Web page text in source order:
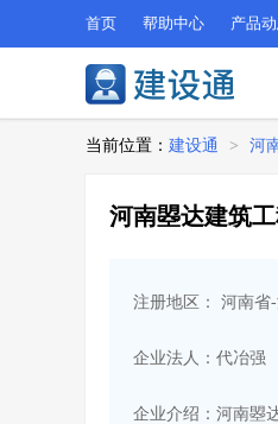
首页 帮助中心 产品
分项查询（VIP）
查资质 >
查荣誉>
招标信息>
查荣誉>
招标信息>
当前位置： 建设通 > 河
河南曌达建筑
注册地区： 河南省
企业法人：代冶强
企业介绍： 河南曌